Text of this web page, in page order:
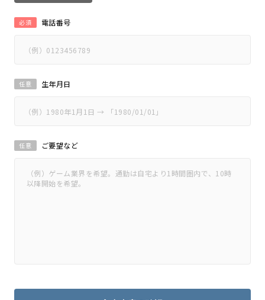
電話番号
必須
生年月日
任意
ご要望など
任意